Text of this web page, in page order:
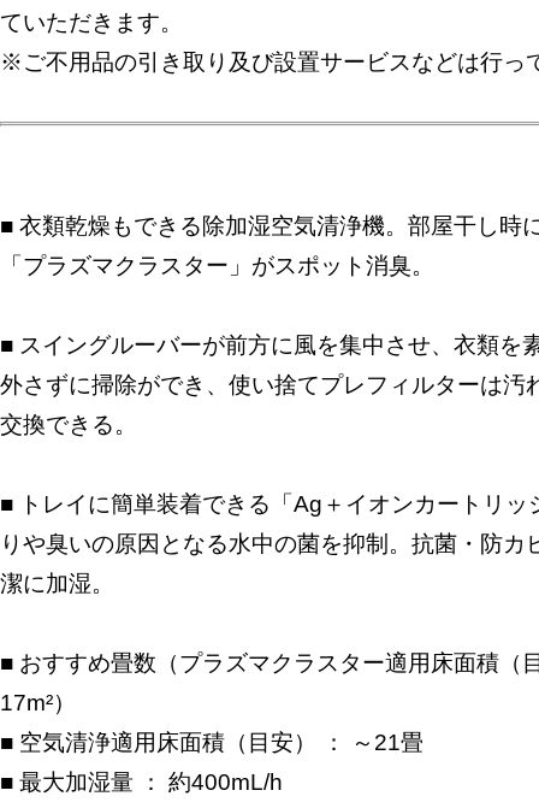
ていただきます。
※ご不用品の引き取り及び設置サービスなどは行っ
■ 衣類乾燥もできる除加湿空気清浄機。部屋干し時
「プラズマクラスター」がスポット消臭。
■ スイングルーバーが前方に風を集中させ、衣類を
外さずに掃除ができ、使い捨てプレフィルターは汚
交換できる。
■ トレイに簡単装着できる「Ag＋イオンカートリッ
りや臭いの原因となる水中の菌を抑制。抗菌・防カ
潔に加湿。
■ おすすめ畳数（プラズマクラスター適用床面積（
17m²）
■ 空気清浄適用床面積（目安） ： ～21畳
■ 最大加湿量 ： 約400mL/h